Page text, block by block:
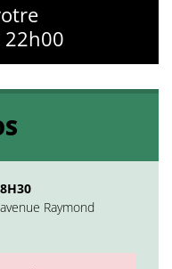
Raymond